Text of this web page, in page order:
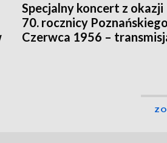
Specjalny koncert z okazji
70. rocznicy Poznańskiego
Czerwca 1956 –